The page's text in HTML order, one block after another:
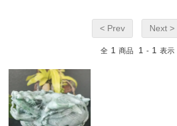
< Prev Next >
全 1 商品 1 - 1 表示